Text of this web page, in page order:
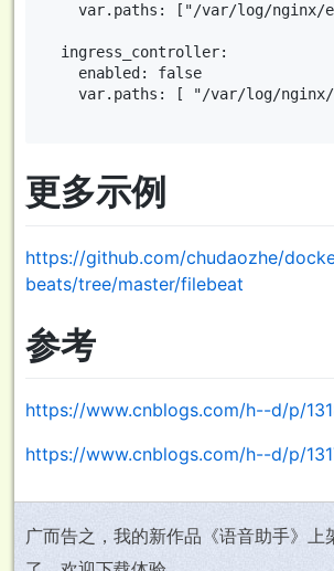
var.paths: ["/var/log/nginx/
  ingress_controller:
    enabled: false
var.paths: [ "/var/log/
更多示例
https://github.com/chudaozhe/
beats/tree/master/filebeat
参考
https://www.cnblogs.com/h--d/p/
https://www.cnblogs.com/h--d/p/
广而告之，我的新作品《语音助手》上